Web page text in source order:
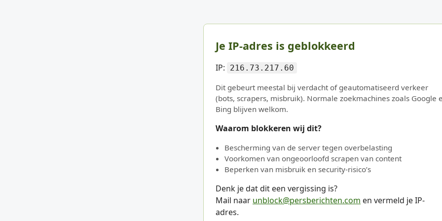
Je IP-adres is geblokkeerd
IP: 216.73.217.60
Dit gebeurt meestal bij verdacht of geautomatiseerd verkeer
(bots, scrapers, misbruik). Normale zoekmachines zoals Google
Bing blijven welkom.
Waarom blokkeren wij dit?
Bescherming van de server tegen overbelasting
Voorkomen van ongeoorloofd scrapen van content
Beperken van misbruik en security-risico’s
Denk je dat dit een vergissing is?
Mail naar unblock@persberichten.com en vermeld je IP-
adres.